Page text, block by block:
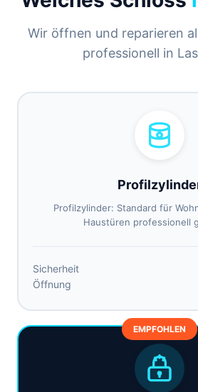
Wir öffnen und reparieren
professionell in
Profilzylinder: Standard für
Haustüren professionell
Sicherheit
Öffnung
EMPFOHLEN